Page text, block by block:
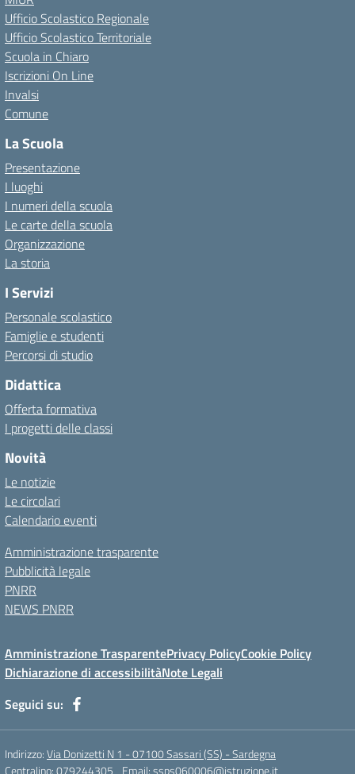
Ufficio Scolastico Regionale
Ufficio Scolastico Territoriale
Scuola in Chiaro
Iscrizioni On Line
Invalsi
Comune
La Scuola
Presentazione
I luoghi
I numeri della scuola
Le carte della scuola
Organizzazione
La storia
I Servizi
Personale scolastico
Famiglie e studenti
Percorsi di studio
Didattica
Offerta formativa
I progetti delle classi
Novità
Le notizie
Le circolari
Calendario eventi
Amministrazione trasparente
Pubblicità legale
PNRR
NEWS PNRR
Amministrazione TrasparentePrivacy PolicyCookie Policy
Dichiarazione di accessibilitàNote Legali
Seguici su:
Indirizzo:Via Donizetti N 1 - 07100 Sassari (SS) - Sardegna
Centralino:079244305 Email:ssps060006@istruzione.it